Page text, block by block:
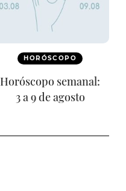
HORÓSCOPO
Horóscopo semanal:
3 a 9 de agosto